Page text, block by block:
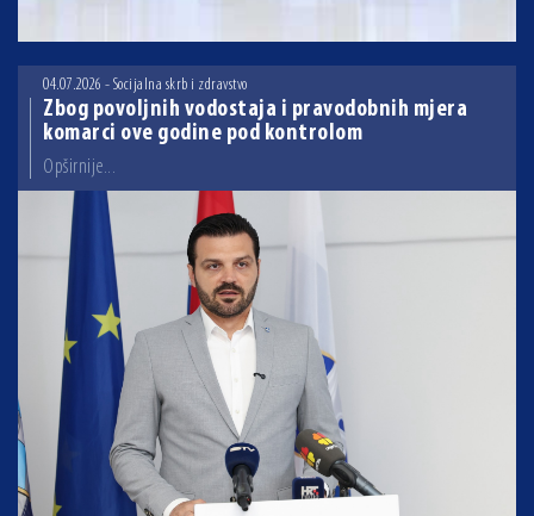
04.07.2026 - Socijalna skrb i zdravstvo
Zbog povoljnih vodostaja i pravodobnih mjera
komarci ove godine pod kontrolom
Opširnije...